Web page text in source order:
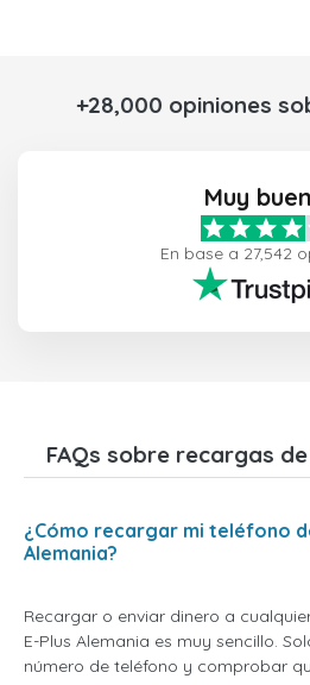
+28,000 opiniones
Muy
En base a 27,542
FAQs sobre recargas
¿Cómo recargar mi teléfono
Alemania?
Recargar o enviar dinero a
E-Plus Alemania es muy sencillo.
número de teléfono y comprobar